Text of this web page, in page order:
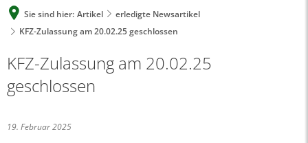
Sie sind hier: Artikel
erledigte Newsartikel
KFZ-Zulassung am 20.02.25 geschlossen
KFZ-Zulassung am 20.02.25
geschlossen
19. Februar 2025